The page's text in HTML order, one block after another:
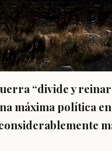
“divide y
máxima política